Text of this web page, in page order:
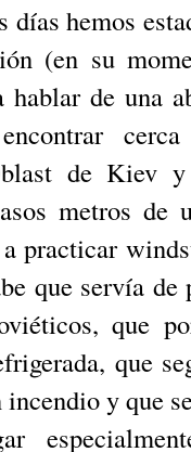
días hemos
(en su
de una
de Kiev y
metros
a practicar
que servía
que
que
incendio y que